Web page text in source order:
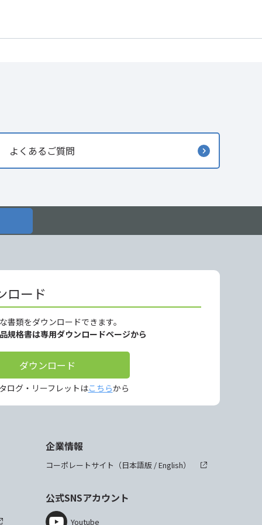
よくあるご質問
ロード
書類をダウンロードできます。
規格書は専用ダウンロードページから
ダウンロード
ログ・リーフレットはこちらから
企業情報
コーポレートサイト（日本語版 /English）
公式SNSアカウント
Youtube